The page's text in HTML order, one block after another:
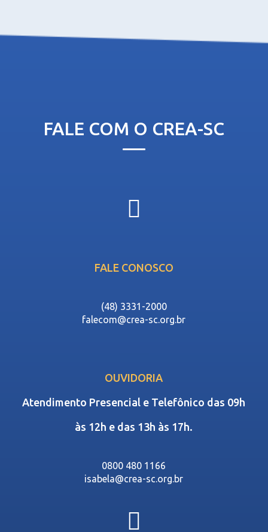
FALE COM O CREA-SC
FALE CONOSCO
(48) 3331-2000
falecom@crea-sc.org.br
OUVIDORIA
Atendimento Presencial e Telefônico das 09h
às 12h e das 13h às 17h.
0800 480 1166
isabela@crea-sc.org.br